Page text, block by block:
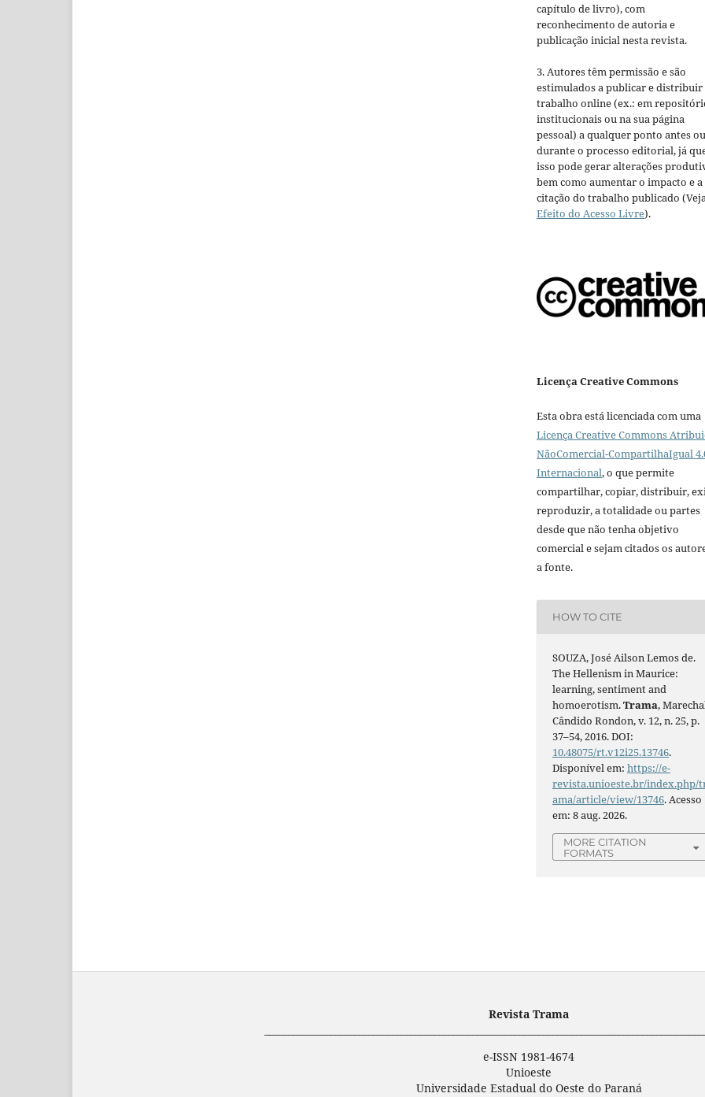
capítulo de livro), com
reconhecimento de autoria e
publicação inicial nesta revista.
3. Autores têm permissão e são
estimulados a publicar e distribuir
trabalho online (ex.: em
institucionais ou na sua página
pessoal) a qualquer ponto antes ou
durante o processo editorial, já
isso pode gerar alterações
bem como aumentar o impacto e a
citação do trabalho publicado
Efeito do Acesso Livre).
Licença Creative Commons
Esta obra está licenciada com uma
Licença Creative Commons
NãoComercial-CompartilhaIgual
Internacional, o que permite
compartilhar, copiar, distribuir,
reproduzir, a totalidade ou partes
desde que não tenha objetivo
comercial e sejam citados os
a fonte.
HOW TO CITE
SOUZA, José Ailson Lemos de.
The Hellenism in Maurice:
learning, sentiment and
homoerotism.Trama,
Cândido Rondon, v. 12, n. 25, p.
37–54, 2016. DOI:
10.48075/rt.v12i25.13746.
Disponível em:https://e-
revista.unioeste.br/index.php/
ama/article/view/13746. Acesso
em: 8 aug. 2026.
MORE CITATION
FORMATS
Revista Trama
e-ISSN 1981-4674
Unioeste
Universidade Estadual do Oeste do Paraná